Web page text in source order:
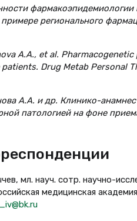
регионального
A.A., et al.
Drug Metab Personal
А.А. и др. Клинико-
патологией на фоне
мл. науч. сотр. научно-
медицинская